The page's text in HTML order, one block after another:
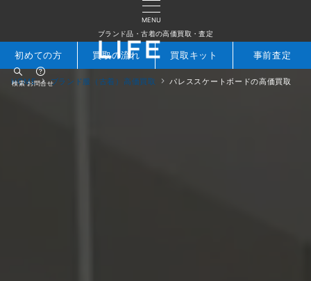
MENU
ブランド品・古着の高価買取・査定
検索 お問合せ
初めての方 買取の流れ 買取キット 事前査定
HOME ブランド服（古着）高価買取 パレススケートボードの高価買取